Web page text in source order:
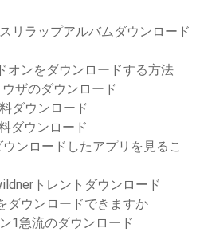
リラップアルバムダウンロード
オンをダウンロードする方法
ザのダウンロード
ダウンロード
ダウンロード
ンロードしたアプリを見るこ
トレントダウンロード
ダウンロードできますか
1急流のダウンロード